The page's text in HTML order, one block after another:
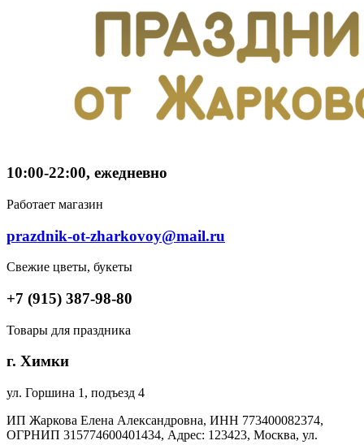
10:00-22:00, ежедневно
Работает магазин
prazdnik-ot-zharkovoy@mail.ru
Свежие цветы, букеты
+7 (915) 387-98-80
Товары для праздника
г. Химки
ул. Горшина 1, подъезд 4
ИП Жаркова Елена Александровна, ИНН 773400082374,
ОГРНИП 315774600401434, Адрес: 123423, Москва, ул.